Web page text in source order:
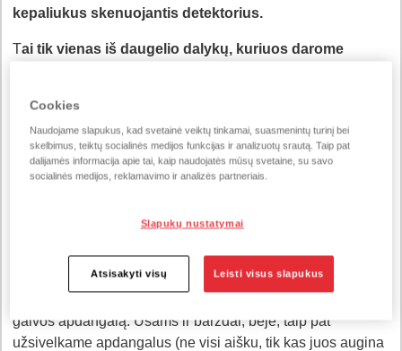
kepaliukus skenuojantis detektorius.
Tai tik vienas iš daugelio dalykų, kuriuos darome
✅ Kiekvienas daiktas kepykloje yra suskaičiuotas ir
sužymėtas.
✅ Į kepyklas neįsinešama jokių daiktų, išskyrus gertuves.
✅ Visa apranga yra saugi apranga. Kad joks svetimkūnis
galvos apdangalą. Ūsams ir barzdai, beje, taip pat
užsivelkame apdangalus (ne visi aišku, tik kas juos augina
Cookies
Naudojame slapukus, kad svetainė veiktų tinkamai, suasmenintų turinį bei
skelbimus, teiktų socialinės medijos funkcijas ir analizuotų srautą. Taip pat
dalijamės informacija apie tai, kaip naudojatės mūsų svetaine, su savo
socialinės medijos, reklamavimo ir analizės partneriais.
Slapukų nustatymai
Atsisakyti visų Leisti visus slapukus